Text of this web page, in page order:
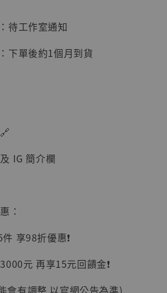
加購優惠【讓子彈飛 鵝城縣長 張麻子 [BK01]】
】
1/6系列
藏人偶 讓子
城縣長 張麻
- +
待工作室通知
下單後約1個月到貨
IG 簡介欄
：
享98折優惠❗️
元 再享15元回饋金❗️
會有調整 以官網公告為準)